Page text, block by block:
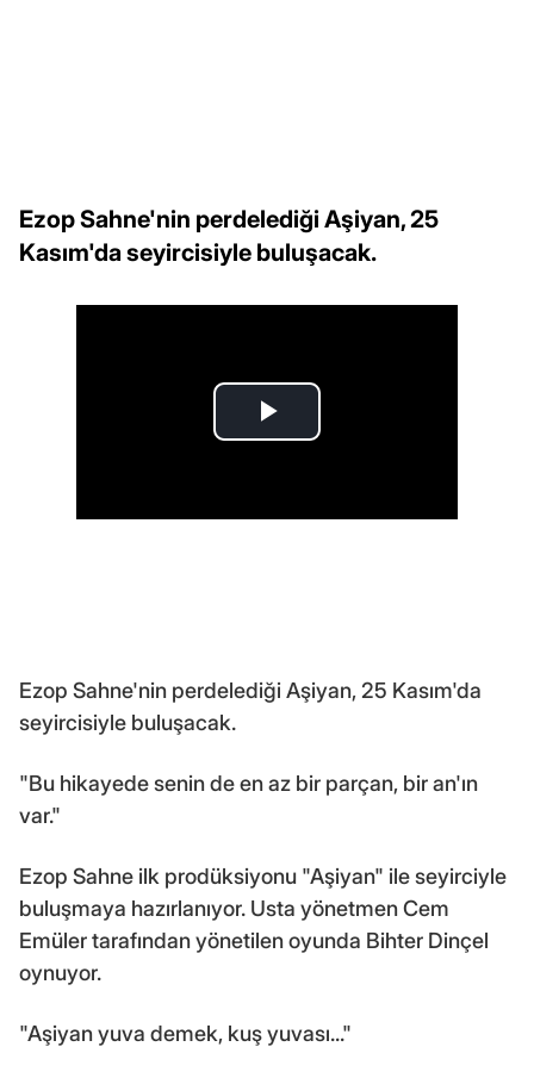
Ezop Sahne'nin perdelediği Aşiyan, 25
Kasım'da seyircisiyle buluşacak.
Ezop Sahne'nin perdelediği Aşiyan, 25 Kasım'da
seyircisiyle buluşacak.
"Bu hikayede senin de en az bir parçan, bir an'ın
var."
Ezop Sahne ilk prodüksiyonu "Aşiyan" ile seyirciyle
buluşmaya hazırlanıyor. Usta yönetmen Cem
Emüler tarafından yönetilen oyunda Bihter Dinçel
oynuyor.
"Aşiyan yuva demek, kuş yuvası..."